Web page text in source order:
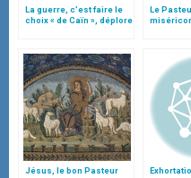
La guerre, c’est faire le
choix « de Caïn », déplore
Le
Jésus, le bon Pasteur